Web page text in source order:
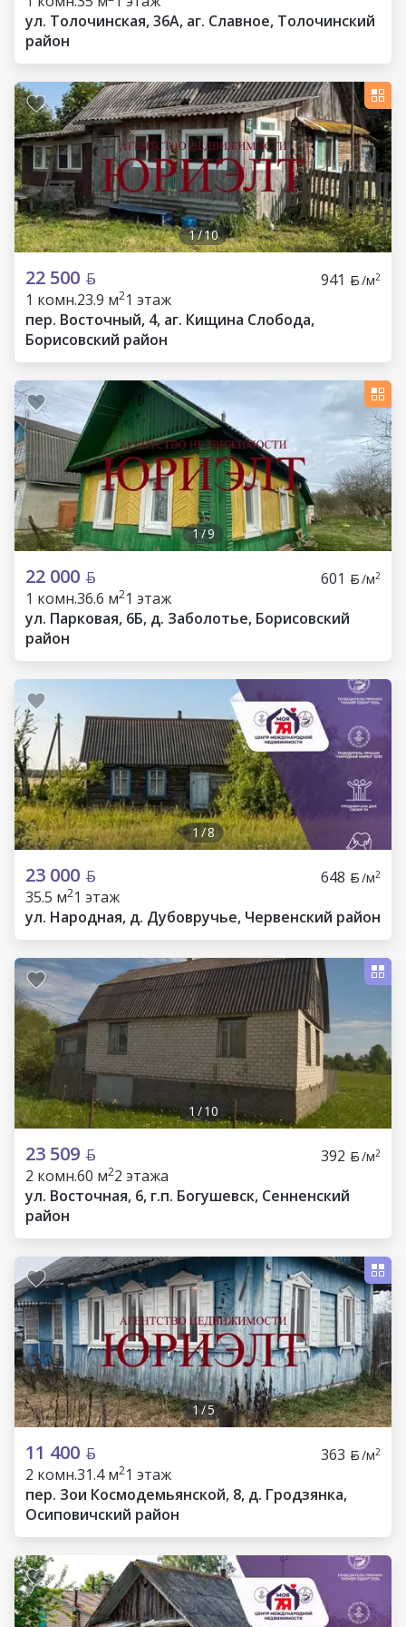
ул. Толочинская, 36А, аг. Славное, Толочинский
район
1/10
22 500 941 /м2
1 комн.23.9 м21 этаж
пер. Восточный, 4, аг. Кищина Слобода,
Борисовский район
1/9
22 000 601 /м2
1 комн.36.6 м21 этаж
ул. Парковая, 6Б, д. Заболотье, Борисовский
район
1/8
23 000 648 /м2
35.5 м21 этаж
ул. Народная, д. Дубовручье, Червенский район
1 /10
23 509 392 /м2
2 комн.60 м22 этажа
ул. Восточная, 6, г.п. Богушевск, Сенненский
район
1/5
11 400 363 /м2
2 комн.31.4 м21 этаж
пер. Зои Космодемьянской, 8, д. Гродзянка,
Осиповичский район